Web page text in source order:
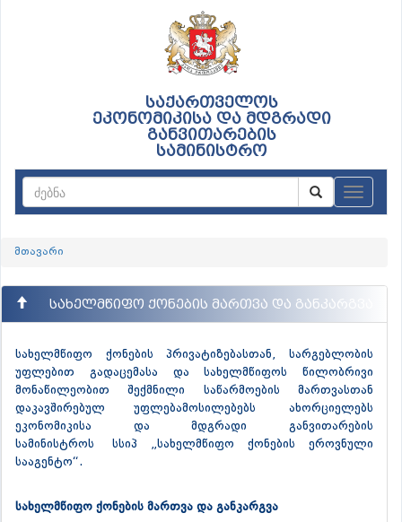
საქართველოს
ეკონომიკისა და მდგრადი
განვითარების
სამინისტრო
მთავარი
სახელმწიფო ქონების მართვა და განკარგვა
სახელმწიფო ქონების პრივატიზებასთან, სარგებლობის
უფლებით გადაცემასა და სახელმწიფოს წილობრივი
მონაწილეობით შექმნილი საწარმოების მართვასთან
დაკავშირებულ უფლებამოსილებებს ახორციელებს
ეკონომიკისა და მდგრადი განვითარების
სამინისტროს სსიპ „სახელმწიფო ქონების ეროვნული
სააგენტო“.
სახელმწიფო ქონების მართვა და განკარგვა